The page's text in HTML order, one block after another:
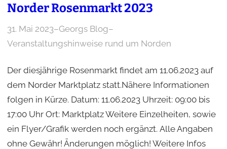
Norder Rosenmarkt 2023
31. Mai 2023–Georgs Blog–
Veranstaltungshinweise rund um Norden
Der diesjährige Rosenmarkt findet am 11.06.2023 auf
dem Norder Marktplatz statt.Nähere Informationen
folgen in Kürze. Datum: 11.06.2023 Uhrzeit: 09:00 bis
17:00 Uhr Ort: Marktplatz Weitere Einzelheiten, sowie
ein Flyer/Grafik werden noch ergänzt. Alle Angaben
ohne Gewähr! Änderungen möglich! Weitere Infos